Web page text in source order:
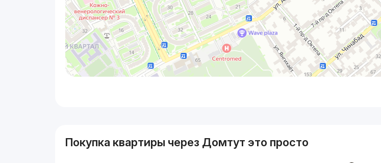
Покупка квартиры через Домтут это просто